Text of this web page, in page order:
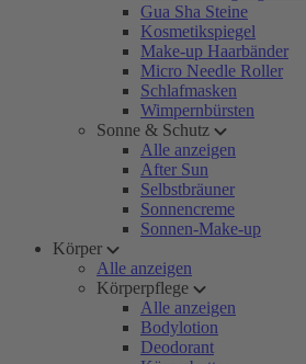
Gua Sha Steine
Kosmetikspiegel
Make-up Haarbänder
Micro Needle Roller
Schlafmasken
Wimpernbürsten
Sonne & Schutz
Alle anzeigen
After Sun
Selbstbräuner
Sonnencreme
Sonnen-Make-up
Körper
Alle anzeigen
Körperpflege
Alle anzeigen
Bodylotion
Deodorant